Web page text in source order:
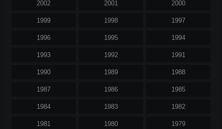
2002 2001 2000
1999 1998 1997
1996 1995 1994
1993 1992 1991
1990 1989 1988
1987 1986 1985
1984 1983 1982
1981 1980 1979